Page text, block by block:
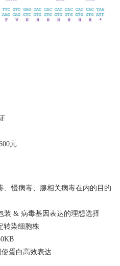
元
、慢病毒、腺相关病毒在内的目的
装 & 病毒基因表达的理想选择
转染细胞株
蛋白高效表达